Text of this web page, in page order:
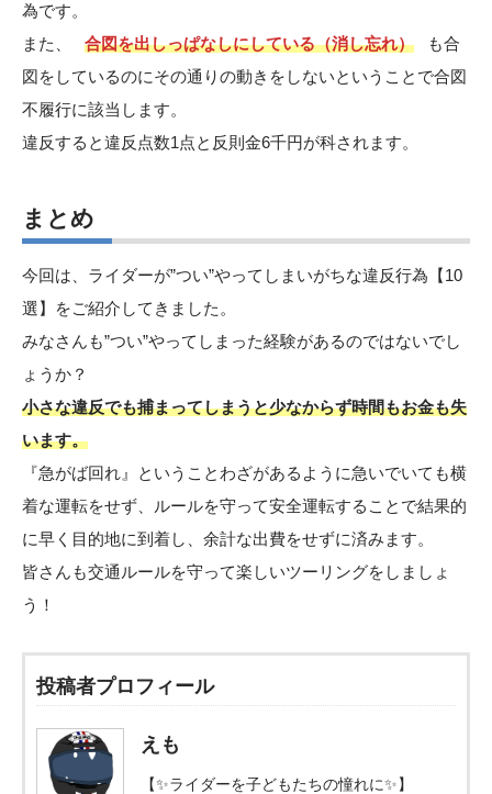
為です。
また、
合図を出しっぱなしにしている（消し忘れ）
も合
図をしているのにその通りの動きをしないということで合図
不履行に該当します。
違反すると違反点数1点と反則金6千円が科されます。
まとめ
今回は、ライダーが”つい”やってしまいがちな違反行為【10
選】をご紹介してきました。
みなさんも”つい”やってしまった経験があるのではないでし
ょうか？
小さな違反でも捕まってしまうと少なからず時間もお金も失
います。
『急がば回れ』ということわざがあるように急いでいても横
着な運転をせず、ルールを守って安全運転することで結果的
に早く目的地に到着し、余計な出費をせずに済みます。
皆さんも交通ルールを守って楽しいツーリングをしましょ
う！
投稿者プロフィール
えも
【✨ライダーを子どもたちの憧れに✨】